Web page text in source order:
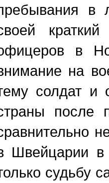
в
в
на
солдат и
после
Швейцарии в
судьбу